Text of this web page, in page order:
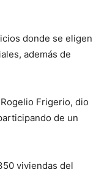
donde se eligen
además de
Frigerio, dio
de un
viviendas del